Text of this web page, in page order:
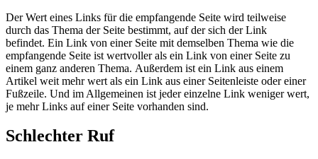
Der Wert eines Links für die empfangende Seite wird teilweise
durch das Thema der Seite bestimmt, auf der sich der Link
befindet. Ein Link von einer Seite mit demselben Thema wie die
empfangende Seite ist wertvoller als ein Link von einer Seite zu
einem ganz anderen Thema. Außerdem ist ein Link aus einem
Artikel weit mehr wert als ein Link aus einer Seitenleiste oder einer
Fußzeile. Und im Allgemeinen ist jeder einzelne Link weniger wert,
je mehr Links auf einer Seite vorhanden sind.
Schlechter Ruf